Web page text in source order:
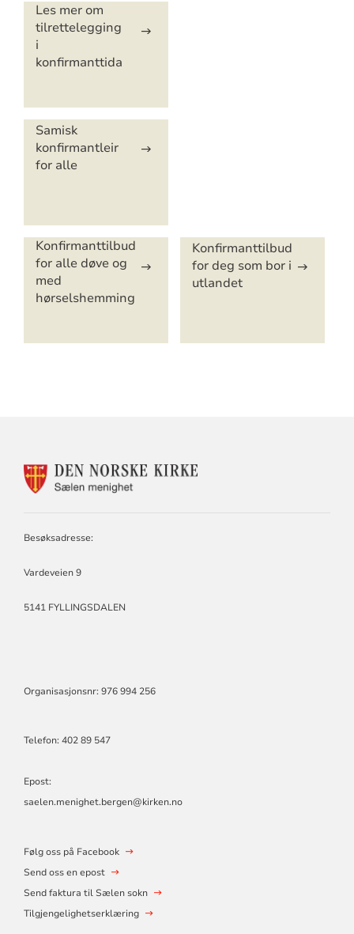
Les mer om
tilrettelegging
i
konfirmanttida
Samisk
konfirmantleir
for alle
Konfirmanttilbud
for alle døve og
med
hørselshemming
Konfirmanttilbud
for deg som bor i
utlandet
KONTAKTINFORMASJON
Besøksadresse:
Vardeveien 9
5141 FYLLINGSDALEN
Organisasjonsnr: 976 994 256
Telefon: 402 89 547
Epost:
saelen.menighet.bergen@kirken.no
Følg oss på Facebook
Send oss en epost
Send faktura til Sælen sokn
Tilgjengelighetserklæring